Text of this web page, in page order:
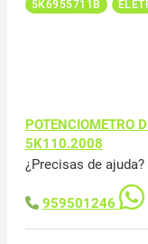
5K6955711B
POTENCIOMETRO
5K110.2008
¿Precisas de
959501246